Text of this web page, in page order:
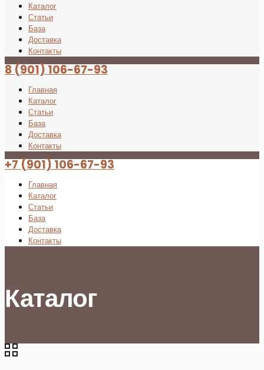
Каталог
Статьи
База
Доставка
Контакты
8 (901) 106-67-93
Главная
Каталог
Статьи
База
Доставка
Контакты
+7 (901) 106-67-93
Главная
Каталог
Статьи
База
Доставка
Контакты
Каталог